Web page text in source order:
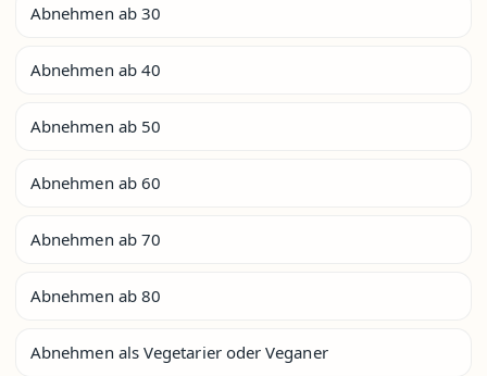
Abnehmen ab 30
Abnehmen ab 40
Abnehmen ab 50
Abnehmen ab 60
Abnehmen ab 70
Abnehmen ab 80
Abnehmen als Vegetarier oder Veganer